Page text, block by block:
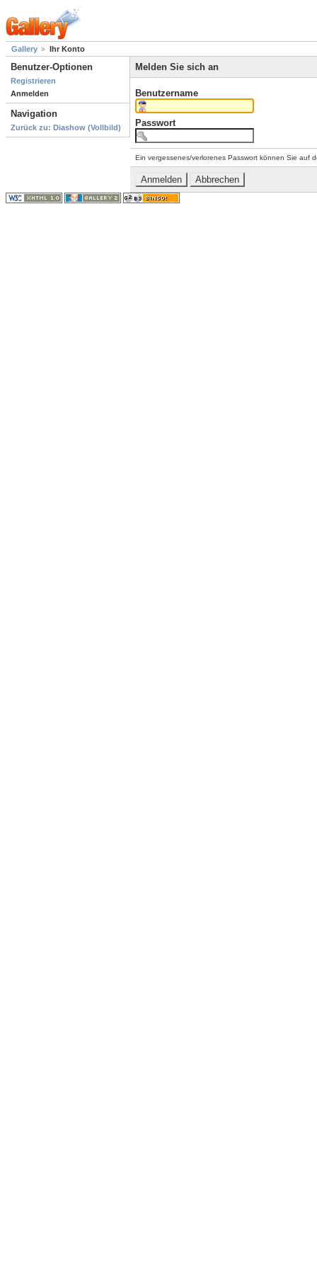
Gallery Ihr Konto
Benutzer-Optionen
Registrieren
Anmelden
Navigation
Zurück zu: Diashow (Vollbild)
Melden Sie sich an
Benutzername
Passwort
Ein vergessenes/verlorenes Passwort können Sie auf